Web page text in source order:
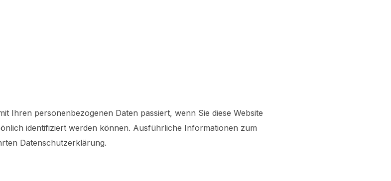
Ihren personenbezogenen Daten passiert, wenn Sie diese Website
identifiziert werden können. Ausführliche Informationen zum
Datenschutzerklärung.